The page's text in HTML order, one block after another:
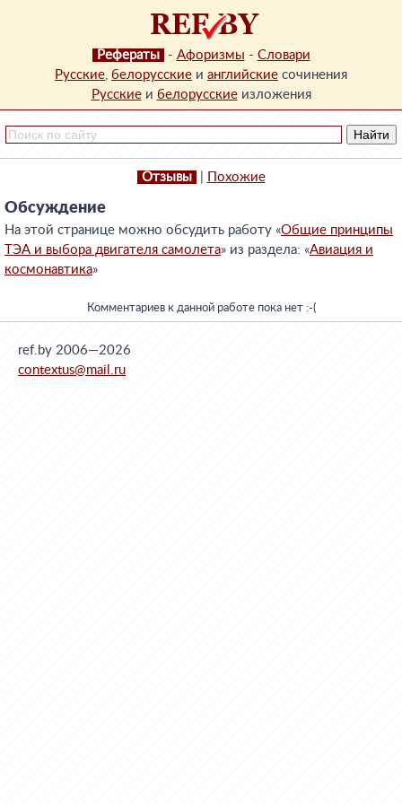
Рефераты - Афоризмы - Словари
Русские, белорусские и английские сочинения
Русскиеи белорусскиеизложения
Отзывы Похожие
Обсуждение
На этой странице можно обсудить работу «Общие принципы
ТЭА и выбора двигателя самолета» из раздела: «Авиация и
космонавтика»
Комментариев к данной работе пока нет :-(
ref.by 2006—2026
contextus@mail.ru